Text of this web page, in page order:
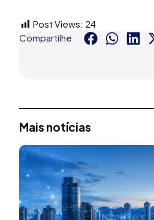
Post Views: 24
Compartilhe
Mais notícias